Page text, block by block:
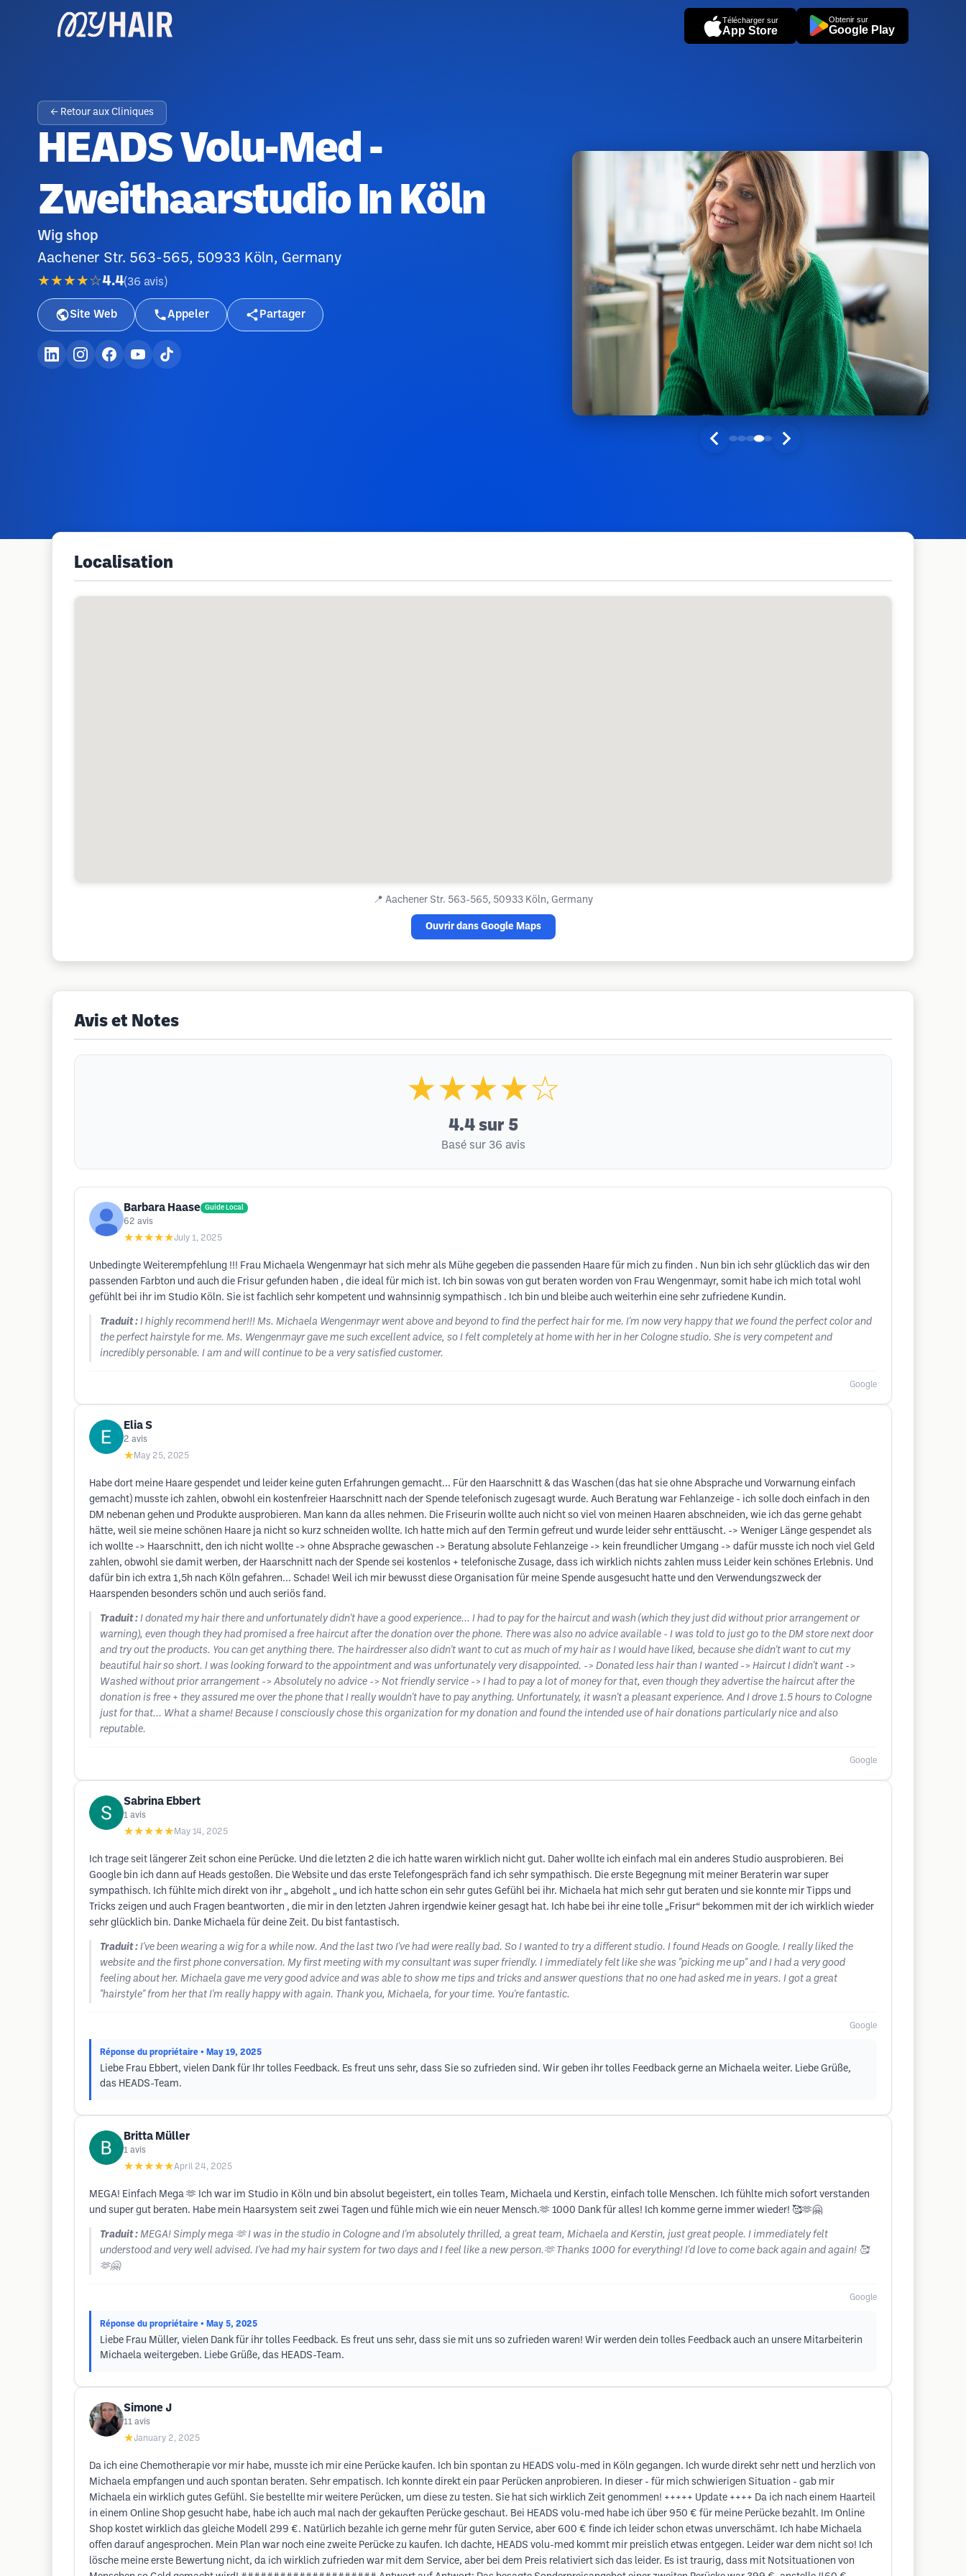
Télécharger sur
App Store
Obtenir sur
Google Play
← Retour aux Cliniques
HEADS Volu-Med -
Zweithaarstudio In Köln
Wig shop
Aachener Str. 563-565, 50933 Köln, Germany
★★★★☆4.4(36 avis )
Site Web Appeler Partager
Localisation
📍 Aachener Str. 563-565, 50933 Köln, Germany
Ouvrir dans Google Maps
Avis et Notes
★★★★☆
4.4 sur 5
Basé sur 36 avis
Barbara Haase Guide Local
62 avis
★★★★★July 1, 2025
Unbedingte Weiterempfehlung !!! Frau Michaela Wengenmayr hat sich mehr als Mühe gegeben die passenden Haare für mich zu finden . Nun bin ich sehr glücklich das wir den
passenden Farbton und auch die Frisur gefunden haben , die ideal für mich ist. Ich bin sowas von gut beraten worden von Frau Wengenmayr, somit habe ich mich total wohl
gefühlt bei ihr im Studio Köln. Sie ist fachlich sehr kompetent und wahnsinnig sympathisch . Ich bin und bleibe auch weiterhin eine sehr zufriedene Kundin.
Traduit : I highly recommend her!!! Ms. Michaela Wengenmayr went above and beyond to find the perfect hair for me. I'm now very happy that we found the perfect color and
the perfect hairstyle for me. Ms. Wengenmayr gave me such excellent advice, so I felt completely at home with her in her Cologne studio. She is very competent and
incredibly personable. I am and will continue to be a very satisfied customer.
Google
Elia S
2 avis
★ May 25, 2025
Habe dort meine Haare gespendet und leider keine guten Erfahrungen gemacht... Für den Haarschnitt & das Waschen (das hat sie ohne Absprache und Vorwarnung einfach
gemacht) musste ich zahlen, obwohl ein kostenfreier Haarschnitt nach der Spende telefonisch zugesagt wurde. Auch Beratung war Fehlanzeige - ich solle doch einfach in den
DM nebenan gehen und Produkte ausprobieren. Man kann da alles nehmen. Die Friseurin wollte auch nicht so viel von meinen Haaren abschneiden, wie ich das gerne gehabt
hätte, weil sie meine schönen Haare ja nicht so kurz schneiden wollte. Ich hatte mich auf den Termin gefreut und wurde leider sehr enttäuscht. -> Weniger Länge gespendet als
ich wollte -> Haarschnitt, den ich nicht wollte -> ohne Absprache gewaschen -> Beratung absolute Fehlanzeige -> kein freundlicher Umgang -> dafür musste ich noch viel Geld
zahlen, obwohl sie damit werben, der Haarschnitt nach der Spende sei kostenlos + telefonische Zusage, dass ich wirklich nichts zahlen muss Leider kein schönes Erlebnis. Und
dafür bin ich extra 1,5h nach Köln gefahren... Schade! Weil ich mir bewusst diese Organisation für meine Spende ausgesucht hatte und den Verwendungszweck der
Haarspenden besonders schön und auch seriös fand.
Traduit : I donated my hair there and unfortunately didn't have a good experience... I had to pay for the haircut and wash (which they just did without prior arrangement or
warning), even though they had promised a free haircut after the donation over the phone. There was also no advice available - I was told to just go to the DM store next door
and try out the products. You can get anything there. The hairdresser also didn't want to cut as much of my hair as I would have liked, because she didn't want to cut my
beautiful hair so short. I was looking forward to the appointment and was unfortunately very disappointed. -> Donated less hair than I wanted -> Haircut I didn't want ->
Washed without prior arrangement -> Absolutely no advice -> Not friendly service -> I had to pay a lot of money for that, even though they advertise the haircut after the
donation is free + they assured me over the phone that I really wouldn't have to pay anything. Unfortunately, it wasn't a pleasant experience. And I drove 1.5 hours to Cologne
just for that... What a shame! Because I consciously chose this organization for my donation and found the intended use of hair donations particularly nice and also
reputable.
Google
Sabrina Ebbert
1 avis
★★★★★ May 14, 2025
Ich trage seit längerer Zeit schon eine Perücke. Und die letzten 2 die ich hatte waren wirklich nicht gut. Daher wollte ich einfach mal ein anderes Studio ausprobieren. Bei
Google bin ich dann auf Heads gestoßen. Die Website und das erste Telefongespräch fand ich sehr sympathisch. Die erste Begegnung mit meiner Beraterin war super
sympathisch. Ich fühlte mich direkt von ihr „ abgeholt „ und ich hatte schon ein sehr gutes Gefühl bei ihr. Michaela hat mich sehr gut beraten und sie konnte mir Tipps und
Tricks zeigen und auch Fragen beantworten , die mir in den letzten Jahren irgendwie keiner gesagt hat. Ich habe bei ihr eine tolle „Frisur“ bekommen mit der ich wirklich wieder
sehr glücklich bin. Danke Michaela für deine Zeit. Du bist fantastisch.
Traduit : I've been wearing a wig for a while now. And the last two I've had were really bad. So I wanted to try a different studio. I found Heads on Google. I really liked the
website and the first phone conversation. My first meeting with my consultant was super friendly. I immediately felt like she was "picking me up" and I had a very good
feeling about her. Michaela gave me very good advice and was able to show me tips and tricks and answer questions that no one had asked me in years. I got a great
"hairstyle" from her that I'm really happy with again. Thank you, Michaela, for your time. You're fantastic.
Google
Réponse du propriétaire • May 19, 2025
Liebe Frau Ebbert, vielen Dank für Ihr tolles Feedback. Es freut uns sehr, dass Sie so zufrieden sind. Wir geben ihr tolles Feedback gerne an Michaela weiter. Liebe Grüße,
das HEADS-Team.
Britta Müller
1 avis
★★★★★April 24, 2025
MEGA! Einfach Mega 🫶 Ich war im Studio in Köln und bin absolut begeistert, ein tolles Team, Michaela und Kerstin, einfach tolle Menschen. Ich fühlte mich sofort verstanden
und super gut beraten. Habe mein Haarsystem seit zwei Tagen und fühle mich wie ein neuer Mensch.🫶 1000 Dank für alles! Ich komme gerne immer wieder! 🥰🫶🤗
Traduit : MEGA! Simply mega 🫶 I was in the studio in Cologne and I'm absolutely thrilled, a great team, Michaela and Kerstin, just great people. I immediately felt
understood and very well advised. I've had my hair system for two days and I feel like a new person.🫶 Thanks 1000 for everything! I'd love to come back again and again! 🥰
🫶🤗
Google
Réponse du propriétaire • May 5, 2025
Liebe Frau Müller, vielen Dank für ihr tolles Feedback. Es freut uns sehr, dass sie mit uns so zufrieden waren! Wir werden dein tolles Feedback auch an unsere Mitarbeiterin
Michaela weitergeben. Liebe Grüße, das HEADS-Team.
Simone J
11 avis
★January 2, 2025
Da ich eine Chemotherapie vor mir habe, musste ich mir eine Perücke kaufen. Ich bin spontan zu HEADS volu-med in Köln gegangen. Ich wurde direkt sehr nett und herzlich von
Michaela empfangen und auch spontan beraten. Sehr empatisch. Ich konnte direkt ein paar Perücken anprobieren. In dieser - für mich schwierigen Situation - gab mir
Michaela ein wirklich gutes Gefühl. Sie bestellte mir weitere Perücken, um diese zu testen. Sie hat sich wirklich Zeit genommen! +++++ Update ++++ Da ich nach einem Haarteil
in einem Online Shop gesucht habe, habe ich auch mal nach der gekauften Perücke geschaut. Bei HEADS volu-med habe ich über 950 € für meine Perücke bezahlt. Im Online
Shop kostet wirklich das gleiche Modell 299 €. Natürlich bezahle ich gerne mehr für guten Service, aber 600 € finde ich leider schon etwas unverschämt. Ich habe Michaela
offen darauf angesprochen. Mein Plan war noch eine zweite Perücke zu kaufen. Ich dachte, HEADS volu-med kommt mir preislich etwas entgegen. Leider war dem nicht so! Ich
lösche meine erste Bewertung nicht, da ich wirklich zufrieden war mit dem Service, aber bei dem Preis relativiert sich das leider. Es ist traurig, dass mit Notsituationen von